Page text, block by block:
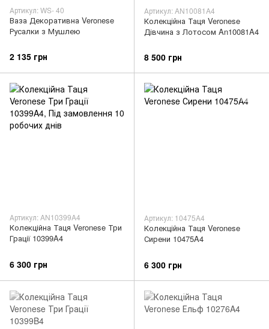
Артикул: WS- 40
Ваза Декоративна Veronese
Русалки з Мушлею
2 135 грн
Артикул: AN10081A4
Колекційна Таця Veronese
Дівчина з Лотосом An10081A4
8 500 грн
Артикул: AN10399A4
Колекційна Таця Veronese Три
Грації 10399A4
6 300 грн
Артикул: 10475A4
Колекційна Таця Veronese
Сирени 10475A4
6 300 грн